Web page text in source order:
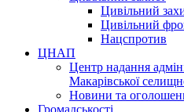
Цивільний
Цивільний
Нацспротив
ЦНАП
Центр надання
Макарівської
Новини та
Громадськості